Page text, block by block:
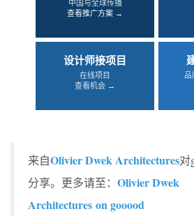
中国与全球传播
查看推广方案 →
设计师接项目
在线项目
查看机会 →
品
来自Olivier Dwek Architectures对
分享。更多请至： Olivier Dwek
Architectures on gooood